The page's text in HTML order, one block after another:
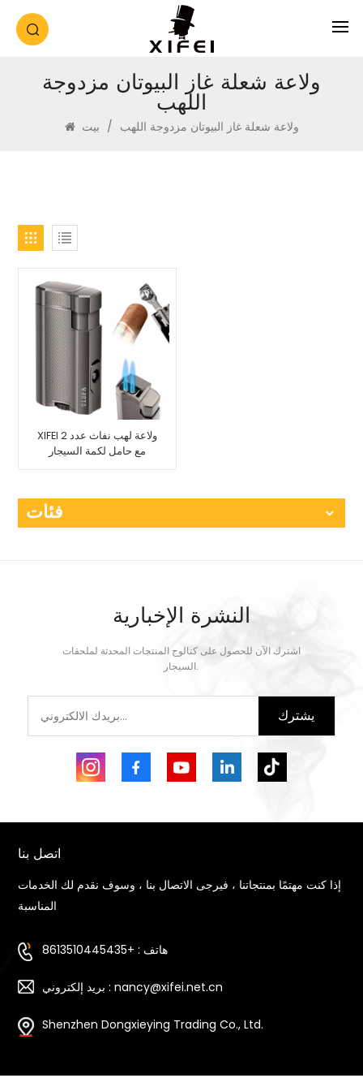
ولاعة شعلة غاز البيوتان مزدوجة
اللهب
/ ولاعة شعلة غاز البيوتان مزدوجة اللهب
XIFEI ولاعة لهب نفاث عدد 2
مع حامل لكمة السيجار
فئات
النشرة الإخبارية
اشترك الآن للحصول على كتالوج المنتجات المحدثة لملحقات
السيجار.
يشترك
اتصل بنا
إذا كنت مهتمًا بمنتجاتنا ، فيرجى الاتصال بنا ، وسوف نقدم لك الخدمات
المناسبة
هاتف : +8613510445435
بريد إلكتروني : nancy@xifei.net.cn
Shenzhen Dongxieying Trading Co., Ltd.